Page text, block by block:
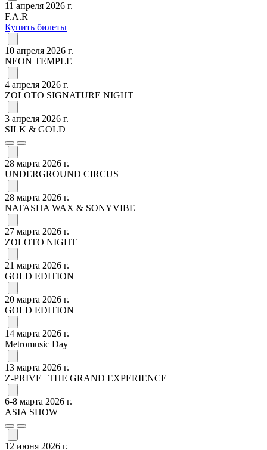
11 апреля 2026 г.
F.A.R
Купить билеты
10 апреля 2026 г.
NEON TEMPLE
4 апреля 2026 г.
ZOLOTO SIGNATURE NIGHT
3 апреля 2026 г.
SILK & GOLD
28 марта 2026 г.
UNDERGROUND CIRCUS
28 марта 2026 г.
NATASHA WAX & SONYVIBE
27 марта 2026 г.
ZOLOTO NIGHT
21 марта 2026 г.
GOLD EDITION
20 марта 2026 г.
GOLD EDITION
14 марта 2026 г.
Metromusic Day
13 марта 2026 г.
Z-PRIVE | THE GRAND EXPERIENCE
6-8 марта 2026 г.
ASIA SHOW
12 июня 2026 г.